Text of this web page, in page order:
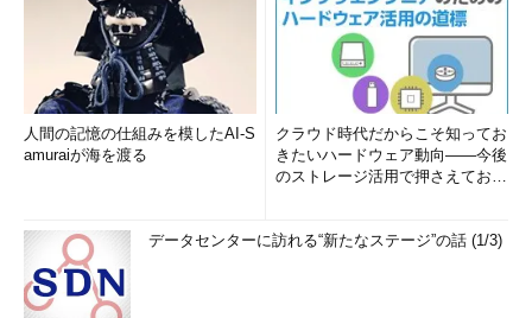
人間の記憶の仕組みを模したAI-S
amuraiが海を渡る
クラウド時代だからこそ知ってお
きたいハードウェア動向――今後
のストレージ活用で押さえておき
データセンターに訪れる“新たなステージ”の話 (1/3)